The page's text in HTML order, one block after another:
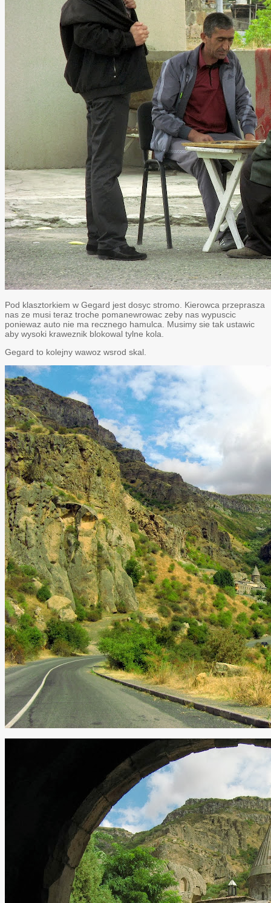
Pod klasztorkiem w Gegard jest dosyc stromo. Kierowca przeprasza
nas ze musi teraz troche pomanewrowac zeby nas wypuscic
poniewaz auto nie ma recznego hamulca. Musimy sie tak ustawic
aby wysoki kraweznik blokowal tylne kola.
Gegard to kolejny wawoz wsrod skal.